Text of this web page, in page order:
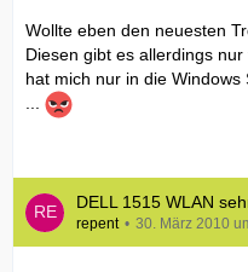
Wollte eben den neuesten
Diesen gibt es allerdings
hat mich nur in die
...
DELL 1515 WLAN
repent 30. März 2010